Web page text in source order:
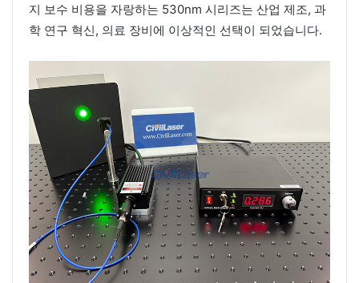
지 보수 비용을 자랑하는 530nm 시리즈는 산업 제조, 과
학 연구 혁신, 의료 장비에 이상적인 선택이 되었습니다.